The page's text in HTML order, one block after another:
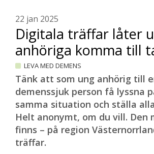
22 jan 2025
Digitala träffar låter
anhöriga komma till
LEVA MED DEMENS
Tänk att som ung anhörig till
demenssjuk person få lyssna
samma situation och ställa
Helt anonymt, om du vill. Den
finns – på region
träffar.